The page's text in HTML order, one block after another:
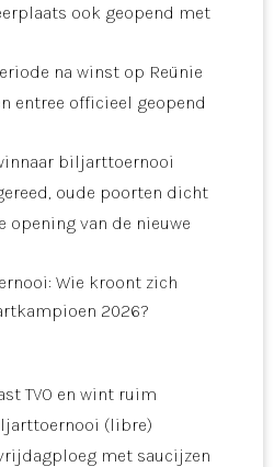
ook geopend met
na winst op Reünie
entree officieel geopend
biljarttoernooi
oude poorten dicht
opening van de nieuwe
Wie kroont zich
2026?
TVO en wint ruim
(libre)
vrijdagploeg met saucijzen